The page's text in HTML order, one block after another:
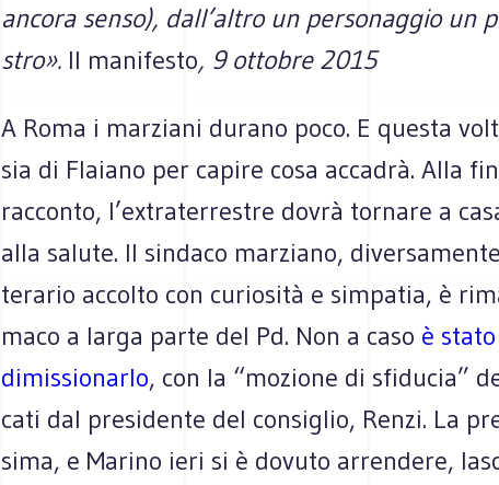
ancora senso), dall’altro un per­so­nag­gio un
stro». Il manifesto, 9 ottobre 2015
A Roma i mar­ziani durano poco. E que­sta
sia di Fla­iano per capire cosa acca­drà. Alla
rac­conto, l’extraterrestre dovrà tor­nare a
alla salute. Il sin­daco mar­ziano,
te­ra­rio accolto con curio­sità e sim­pa­tia, è
maco a larga parte del Pd. Non a caso è
dimis­sio­narlo, con la “mozione di sfi­du­cia”
cati dal pre­si­dente del con­si­glio, Renzi. La
sima, e Marino ieri si è dovuto arren­dere,